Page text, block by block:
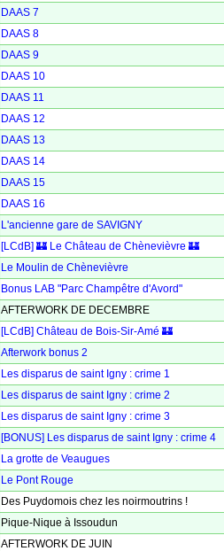
DAAS 7
DAAS 8
DAAS 9
DAAS 10
DAAS 11
DAAS 12
DAAS 13
DAAS 14
DAAS 15
DAAS 16
L'ancienne gare de SAVIGNY
[LCdB] 🏰 Le Château de Chènevièvre 🏰
Le Moulin de Chènevièvre
Bonus LAB "Parc Champêtre d'Avord"
AFTERWORK DE DECEMBRE
[LCdB] Château de Bois-Sir-Amé 🏰
Afterwork bonus 2
Les disparus de saint Igny : crime 1
Les disparus de saint Igny : crime 2
Les disparus de saint Igny : crime 3
[BONUS] Les disparus de saint Igny : crime 4
La grotte de Veaugues
Le Pont Rouge
Des Puydomois chez les noirmoutrins !
Pique-Nique à Issoudun
AFTERWORK DE JUIN